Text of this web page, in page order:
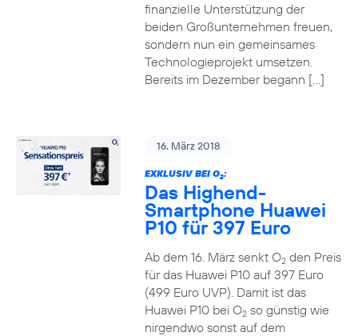
finanzielle Unterstützung der
beiden Großunternehmen freuen,
sondern nun ein gemeinsames
Technologieprojekt umsetzen.
Bereits im Dezember begann […]
16. März 2018
EXKLUSIV BEI O2:
Das Highend-
Smartphone Huawei
P10 für 397 Euro
Ab dem 16. März senkt O2den Preis
für das Huawei P10 auf 397 Euro
(499 Euro UVP). Damit ist das
Huawei P10 bei O2so günstig wie
nirgendwo sonst auf dem